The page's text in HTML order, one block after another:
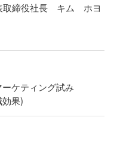
取締役社長 キム ホヨ
ケティング試み
果)